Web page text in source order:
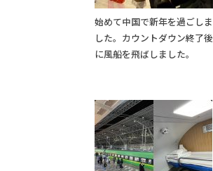
始めて中国で新年を過ごしま
した。カウントダウン終了後
に風船を飛ばしました。